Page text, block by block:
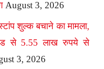
August 3, 2026
शुल्क बचाने का मामला,
से 5.55 लाख रुपये से
3, 2026